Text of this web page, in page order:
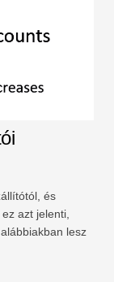
és
azt jelenti,
lesz